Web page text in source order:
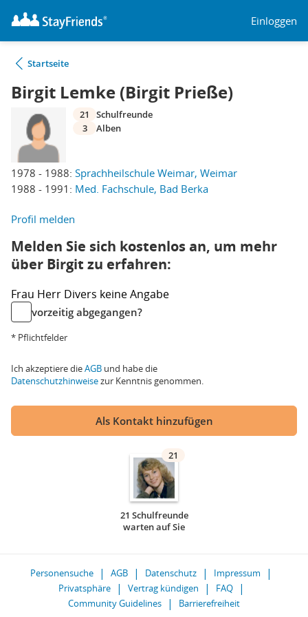
Einloggen
Startseite
Birgit Lemke (Birgit Prieße)
1978 - 1988: Sprachheilschule Weimar, Weimar
1988 - 1991: Med. Fachschule, Bad Berka
21
Schulfreunde
3
Alben
Profil melden
Melden Sie sich kostenlos an, um mehr
über Birgit zu erfahren:
Frau Herr Divers keine Angabe
vorzeitig abgegangen?
* Pflichtfelder
Ich akzeptiere dieAGB und habe die
Datenschutzhinweisezur Kenntnis genommen.
Als Kontakt hinzufügen
21
21 Schulfreunde
warten auf Sie
Personensuche AGB Datenschutz
Impressum
Privatsphäre
Vertrag kündigen
FAQ
Community Guidelines
Barrierefreiheit